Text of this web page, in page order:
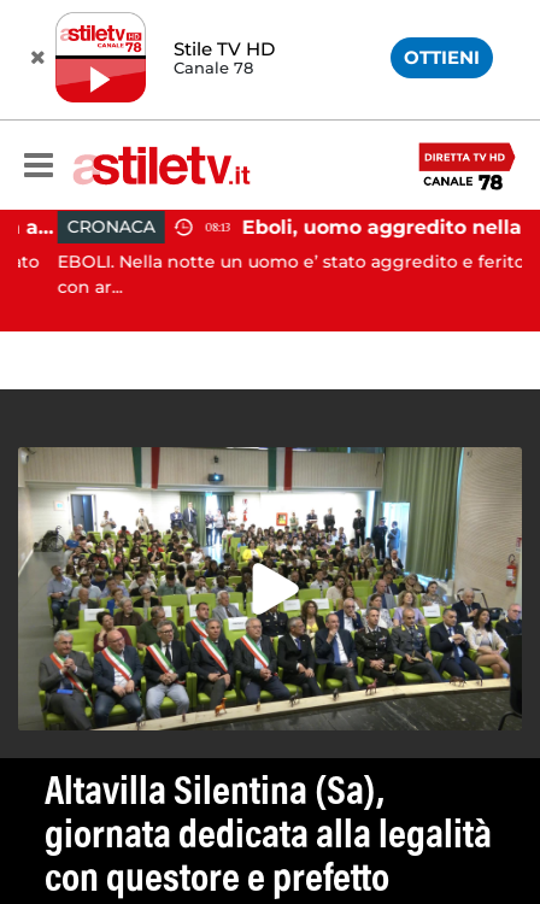
Stile TV HD
Canale 78 OTTIENI
Pontecagnano, incidente in autostrada: 5 giovani feriti CRONACA 08:13 Eboli, uomo aggredito nella notte: indagini in corso
EBOLI. Nella notte un uomo e’ stato aggredito e ferito
con ar...
Altavilla Silentina (Sa),
giornata dedicata alla legalità
con questore e prefetto